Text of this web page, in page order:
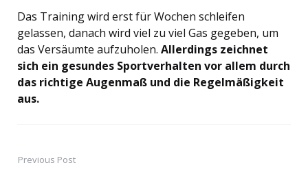
Das Training wird erst für Wochen schleifen
gelassen, danach wird viel zu viel Gas gegeben, um
das Versäumte aufzuholen. Allerdings zeichnet
sich ein gesundes Sportverhalten vor allem durch
das richtige Augenmaß und die Regelmäßigkeit
aus.
PostPrevious Post